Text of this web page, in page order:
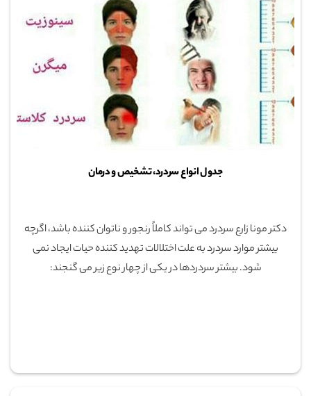
جدول انواع سردرد، تشخیص و درمان
دکتر مونا زارع سردرد می تواند کاملاً رنجور و ناتوان کننده باشد، اگرچه
بیشتر موارد سردرد به علت اختلالات تهدید کننده حیات ایجاد نمی
شود. بیشتر سردردها در یکی از چهار نوع زیر می گنجند: